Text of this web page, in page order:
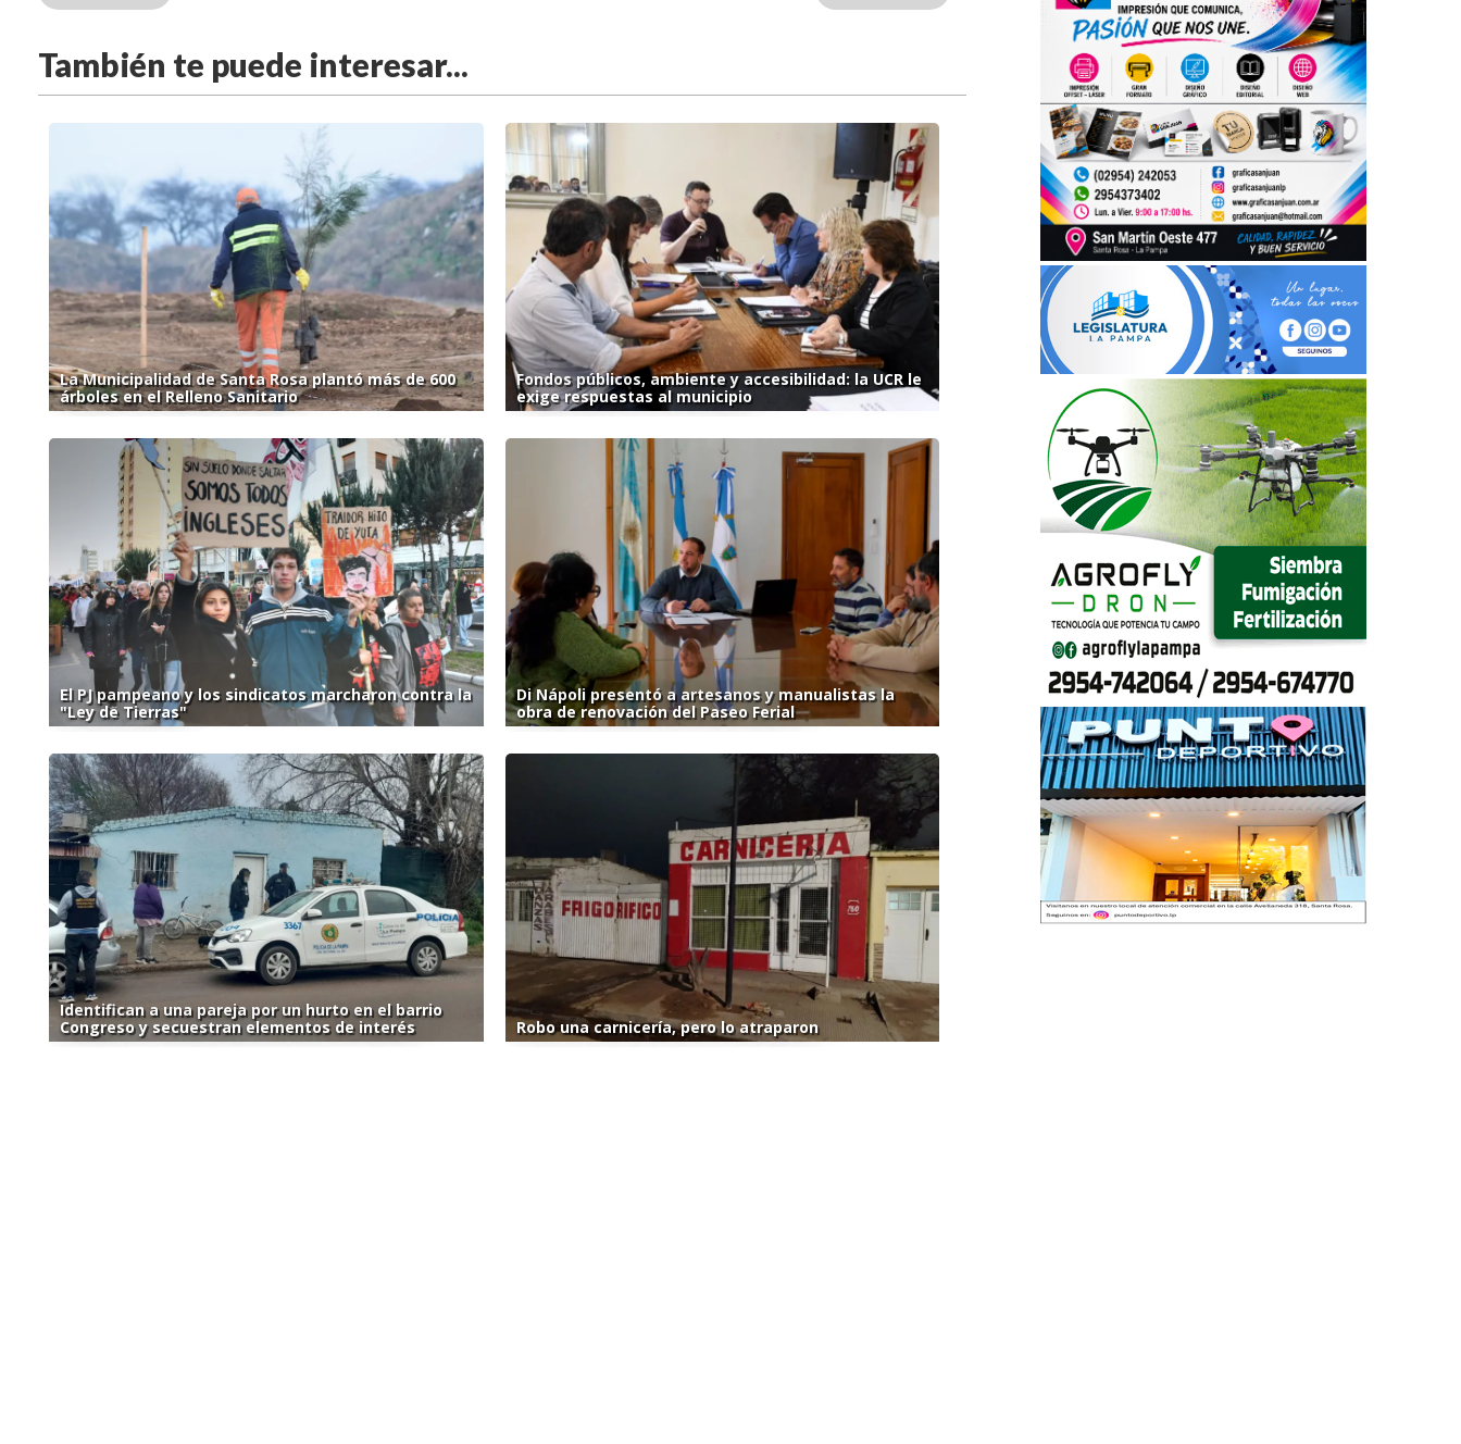
También te puede interesar...
La Municipalidad de Santa Rosa plantó más de 600
árboles en el Relleno Sanitario
Fondos públicos, ambiente y accesibilidad: la UCR le
exige respuestas al municipio
El PJ pampeano y los sindicatos marcharon contra la
"Ley de Tierras"
Di Nápoli presentó a artesanos y manualistas la
obra de renovación del Paseo Ferial
Identifican a una pareja por un hurto en el barrio
Congreso y secuestran elementos de interés
Robo una carnicería, pero lo atraparon